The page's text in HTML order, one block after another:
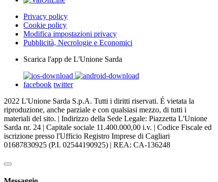
Privacy policy
Cookie policy
Modifica impostazioni privacy
Pubblicità, Necrologie e Economici
Scarica l'app de L'Unione Sarda
facebook twitter
2022 L'Unione Sarda S.p.A. Tutti i diritti riservati. É vietata la
riproduzione, anche parziale e con qualsiasi mezzo, di tutti i
materiali del sito. | Indirizzo della Sede Legale: Piazzetta L'Unione
Sarda nr. 24 | Capitale sociale 11.400.000,00 i.v. | Codice Fiscale ed
iscrizione presso l'Ufficio Registro Imprese di Cagliari
01687830925 (P.I. 02544190925) | REA: CA-136248